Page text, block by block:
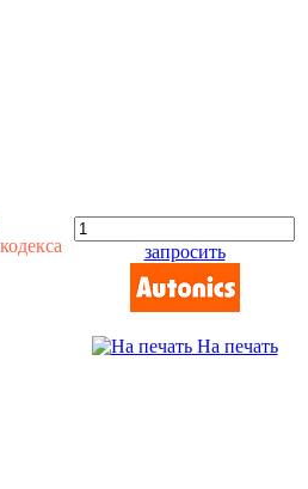
запросить
На печать